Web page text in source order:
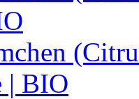
| BIO